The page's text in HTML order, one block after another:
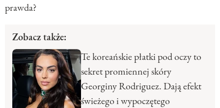
prawda?
Zobacz także:
Te koreańskie płatki pod oczy to
sekret promiennej skóry
Georginy Rodriguez. Dają efekt
świeżego i wypoczętego